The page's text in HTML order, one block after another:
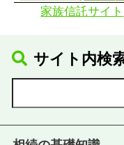
家族信託サイト
サイト内検